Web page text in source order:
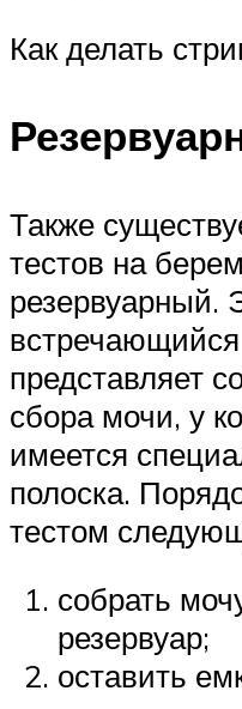
Как делать
Также
тестов на
резервуарный.
представляет
сбора мочи, у
имеется
полоска.
тестом
собрать
резервуар;
оставить